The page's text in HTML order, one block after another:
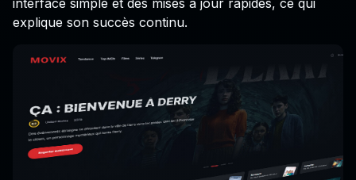
interface simple et des mises à jour rapides, ce qui
explique son succès continu.